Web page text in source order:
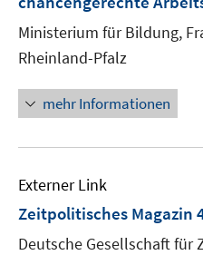
Ministerium für Bildung,
Rheinland-Pfalz
mehr Informationen
Externer Link
Zeitpolitisches Magazin
Deutsche Gesellschaft für